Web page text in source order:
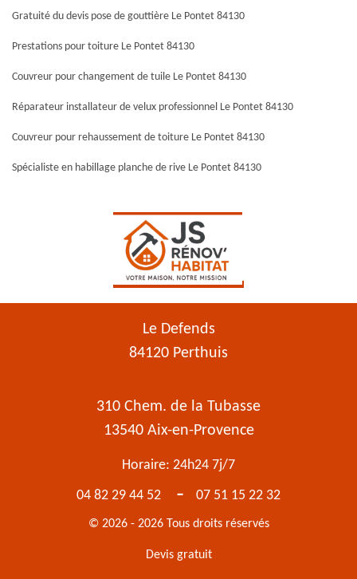
Gratuité du devis pose de gouttière Le Pontet 84130
Prestations pour toiture Le Pontet 84130
Couvreur pour changement de tuile Le Pontet 84130
Réparateur installateur de velux professionnel Le Pontet 84130
Couvreur pour rehaussement de toiture Le Pontet 84130
Spécialiste en habillage planche de rive Le Pontet 84130
Le Defends
84120 Perthuis
310 Chem. de la Tubasse
13540 Aix-en-Provence
Horaire: 24h24 7j/7
04 82 29 44 52
- 07 51 15 22 32
© 2026 - 2026 Tous droits réservés
Devis gratuit